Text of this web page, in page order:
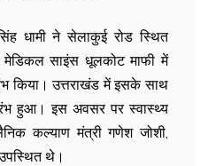
धामी ने सेलाकुई रोड स्थित
साइंस धूलकोट माफी में
किया। उत्तराखंड में इसके साथ
हुआ। इस अवसर पर स्वास्थ्य
कल्याण मंत्री गणेश जोशी,
थे।